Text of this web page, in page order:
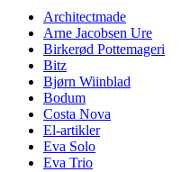
Architectmade
Arne Jacobsen Ure
Birkerød Pottemageri
Bitz
Bjørn Wiinblad
Bodum
Costa Nova
El-artikler
Eva Solo
Eva Trio